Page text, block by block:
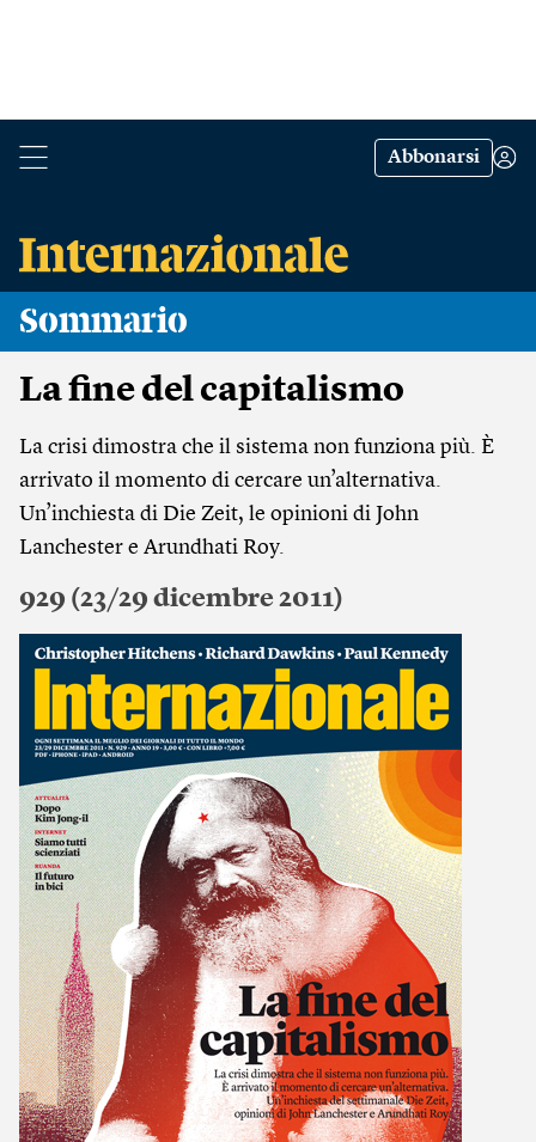
Abbonarsi
Sommario
La fine del capitalismo
La crisi dimostra che il sistema non funziona più. È
arrivato il momento di cercare un’alternativa.
Un’inchiesta di Die Zeit, le opinioni di John
Lanchester e Arundhati Roy.
929 (23/29 dicembre 2011)